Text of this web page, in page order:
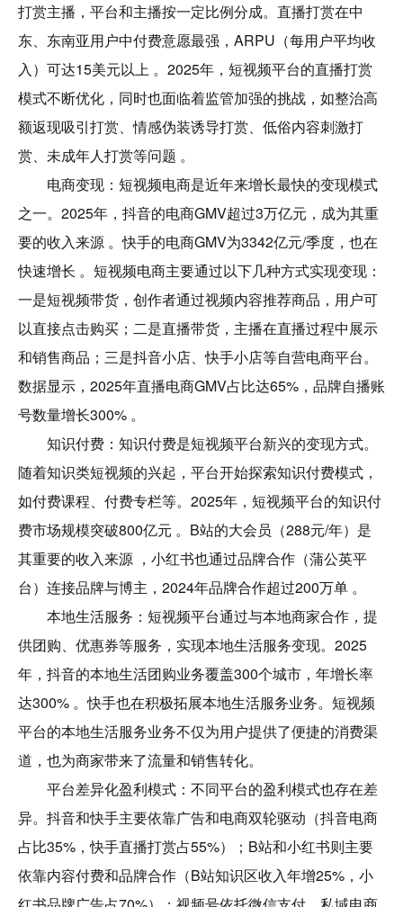
打赏主播，平台和主播按一定比例分成。直播打赏在中
东、东南亚用户中付费意愿最强，ARPU（每用户平均收
入）可达15美元以上 。2025年，短视频平台的直播打赏
模式不断优化，同时也面临着监管加强的挑战，如整治高
额返现吸引打赏、情感伪装诱导打赏、低俗内容刺激打
赏、未成年人打赏等问题 。
电商变现：短视频电商是近年来增长最快的变现模式
之一。2025年，抖音的电商GMV超过3万亿元，成为其重
要的收入来源 。快手的电商GMV为3342亿元/季度，也在
快速增长 。短视频电商主要通过以下几种方式实现变现：
一是短视频带货，创作者通过视频内容推荐商品，用户可
以直接点击购买；二是直播带货，主播在直播过程中展示
和销售商品；三是抖音小店、快手小店等自营电商平台。
数据显示，2025年直播电商GMV占比达65%，品牌自播账
号数量增长300% 。
知识付费：知识付费是短视频平台新兴的变现方式。
随着知识类短视频的兴起，平台开始探索知识付费模式，
如付费课程、付费专栏等。2025年，短视频平台的知识付
费市场规模突破800亿元 。B站的大会员（288元/年）是
其重要的收入来源 ，小红书也通过品牌合作（蒲公英平
台）连接品牌与博主，2024年品牌合作超过200万单 。
本地生活服务：短视频平台通过与本地商家合作，提
供团购、优惠券等服务，实现本地生活服务变现。2025
年，抖音的本地生活团购业务覆盖300个城市，年增长率
达300% 。快手也在积极拓展本地生活服务业务。短视频
平台的本地生活服务业务不仅为用户提供了便捷的消费渠
道，也为商家带来了流量和销售转化。
平台差异化盈利模式：不同平台的盈利模式也存在差
异。抖音和快手主要依靠广告和电商双轮驱动（抖音电商
占比35%，快手直播打赏占55%）；B站和小红书则主要
依靠内容付费和品牌合作（B站知识区收入年增25%，小